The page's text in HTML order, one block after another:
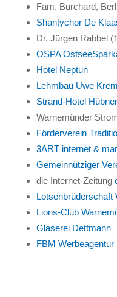
Fam. Burchard,
Shantychor De
Dr. Jürgen Rabbel
OSPA
Hotel Neptun
Lehmbau Uwe
Strand-Hotel
Warnemünder
Förderverein
3ART internet &
Gemeinnütziger
die Internet-Zeitung
Lions-Club
Glaserei Dettmann
FBM Werbeagentur